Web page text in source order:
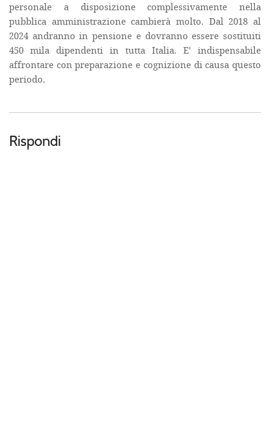
personale a disposizione complessivamente nella
pubblica amministrazione cambierà molto. Dal 2018 al
2024 andranno in pensione e dovranno essere sostituiti
450 mila dipendenti in tutta Italia. E’ indispensabile
affrontare con preparazione e cognizione di causa questo
periodo.
Rispondi